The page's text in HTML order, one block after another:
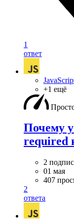
1
ответ
+1 ещё
Почему
required
2
01 мая
407
2
ответа